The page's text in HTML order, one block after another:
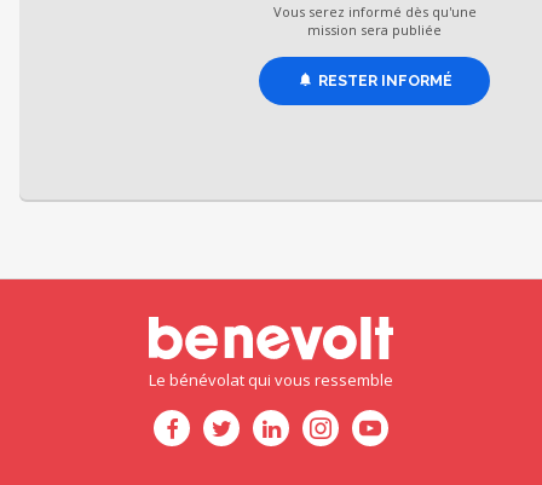
Vous serez informé dès qu'une
mission sera publiée
RESTER INFORMÉ
Le bénévolat qui vous ressemble